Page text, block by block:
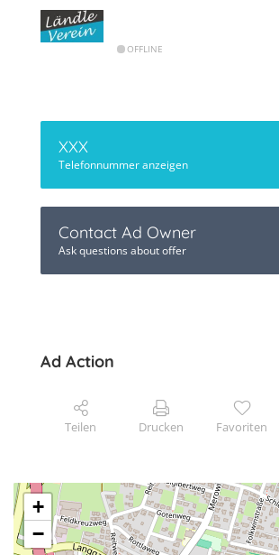
OFFLINE
XXX
Telefonnummer anzeigen
Contact Ad Owner
Ask questions about offer
Ad Action
Teilen Drucken Favoriten
+
−